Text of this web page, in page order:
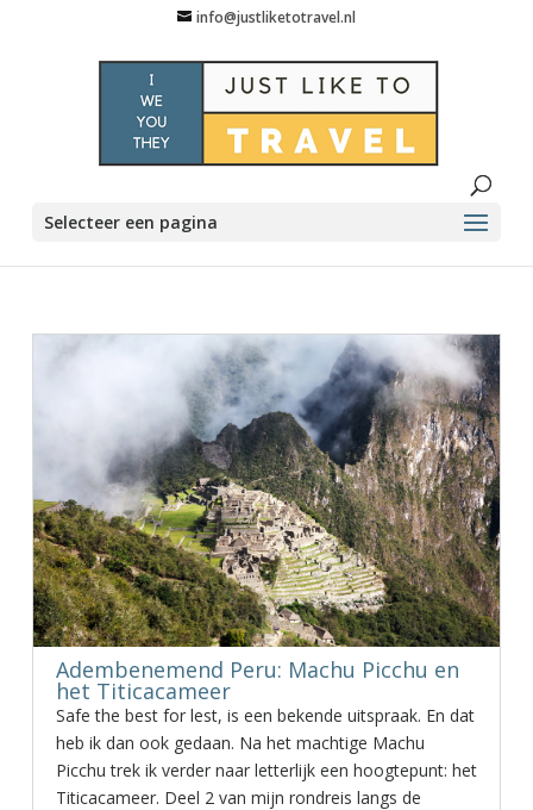
info@justliketotravel.nl
Selecteer een pagina
Adembenemend Peru: Machu Picchu en
het Titicacameer
Safe the best for lest, is een bekende uitspraak. En dat
heb ik dan ook gedaan. Na het machtige Machu
Picchu trek ik verder naar letterlijk een hoogtepunt: het
Titicacameer. Deel 2 van mijn rondreis langs de